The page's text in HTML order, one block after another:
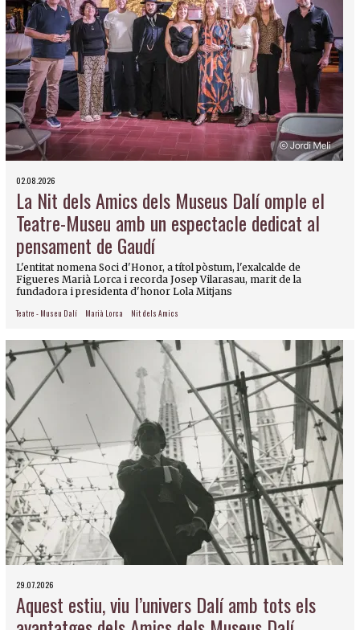
02.08.2026
La Nit dels Amics dels Museus Dalí omple el
Teatre-Museu amb un espectacle dedicat al
pensament de Gaudí
L'entitat nomena Soci d'Honor, a títol pòstum, l'exalcalde de
Figueres Marià Lorca i recorda Josep Vilarasau, marit de la
fundadora i presidenta d'honor Lola Mitjans
Teatre - Museu Dalí Marià Lorca Nit dels Amics
29.07.2026
Aquest estiu, viu l’univers Dalí amb tots els